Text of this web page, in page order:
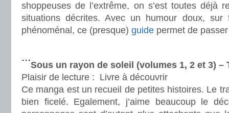
shoppeuses de l’extrême, on s’est toutes déjà
situations décrites. Avec un humour doux, sur
phénoménal, ce (presque) guide permet de
Sous un rayon de soleil (volumes 1, 2 et 3) –
Plaisir de lecture : Livre à découvrir
Ce manga est un recueil de petites histoires. Le
bien ficelé. Egalement, j’aime beaucoup le